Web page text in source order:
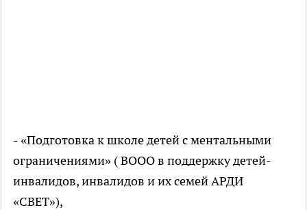
- «Подготовка к школе детей с ментальными
ограничениями» ( ВООО в поддержку детей-
инвалидов, инвалидов и их семей АРДИ
«СВЕТ»),